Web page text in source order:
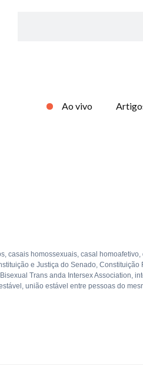
Ao vivo
, casais homossexuais, casal homoafetivo,
e Justiça do Senado, Constituição
Trans anda Intersex Association,
, união estável entre pessoas do